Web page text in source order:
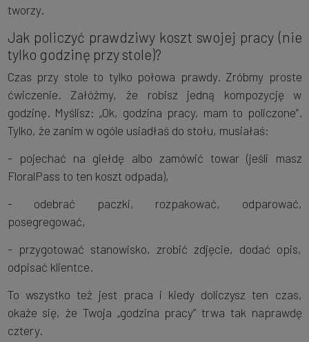
tworzy.
Jak policzyć prawdziwy koszt swojej pracy (nie
tylko godzinę przy stole)?
Czas przy stole to tylko połowa prawdy. Zróbmy proste
ćwiczenie. Załóżmy, że robisz jedną kompozycję w
godzinę. Myślisz: „Ok, godzina pracy, mam to policzone”.
Tylko, że zanim w ogóle usiadłaś do stołu, musiałaś:
- pojechać na giełdę albo zamówić towar (jeśli masz
FloralPass to ten koszt odpada),
- odebrać paczki, rozpakować, odparować,
posegregować,
- przygotować stanowisko, zrobić zdjęcie, dodać opis,
odpisać klientce.
To wszystko też jest praca i kiedy doliczysz ten czas,
okaże się, że Twoja „godzina pracy” trwa tak naprawdę
cztery.